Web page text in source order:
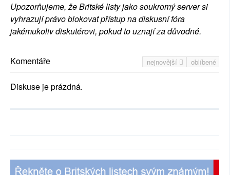
Upozorňujeme, že Britské listy jako soukromý server si
vyhrazují právo blokovat přístup na diskusní fóra
jakémukoliv diskutérovi, pokud to uznají za důvodné.
nejnovější oblíbené
Komentáře
Diskuse je prázdná.